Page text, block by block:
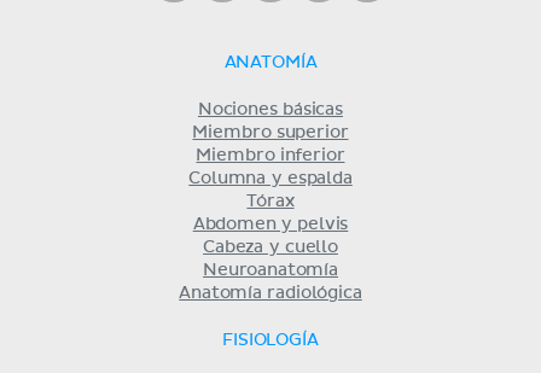
ANATOMÍA
Nociones básicas
Miembro superior
Miembro inferior
Columna y espalda
Tórax
Abdomen y pelvis
Cabeza y cuello
Neuroanatomía
Anatomía radiológica
FISIOLOGÍA